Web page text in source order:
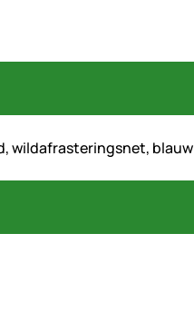
wildafrasteringsnet, blauw